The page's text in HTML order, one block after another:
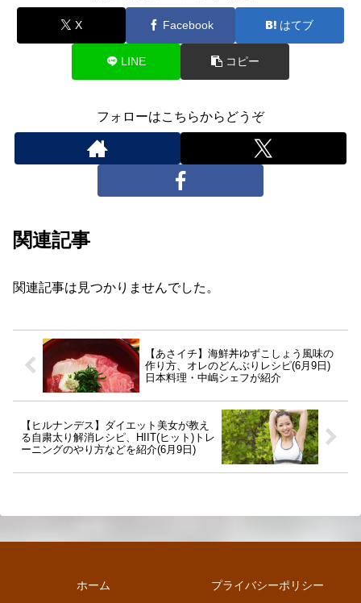
X Facebook はてブ
LINE コピー
フォローはこちらからどうぞ
関連記事
関連記事は見つかりませんでした。
【あさイチ】海鮮丼ゆずこしょう風味の
作り方、オレのどんぶりレシピ(6月9日)
日本料理・中嶋シェフが紹介
【ヒルナンデス】ダイエット美女が教え
る自粛太り解消レシピ、HIIT(ヒット)トレ
ーニングのやり方などを紹介(6月9日)
ホーム
プライバシーポリシー